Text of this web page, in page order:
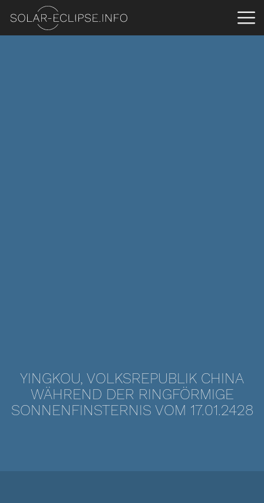
YINGKOU, VOLKSREPUBLIK CHINA
WÄHREND DER RINGFÖRMIGE
SONNENFINSTERNIS VOM 17.01.2428